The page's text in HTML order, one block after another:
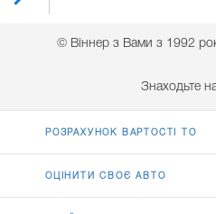
© Віннер з Вами з 1992
Знаходьте
РОЗРАХУНОК ВАРТОСТІ ТО
ОЦІНИТИ СВОЄ АВТО